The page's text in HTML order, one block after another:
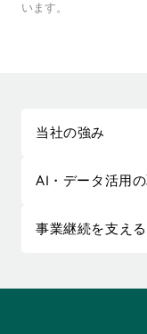
います。
当社の強み
AI・データ活用
事業継続を支え